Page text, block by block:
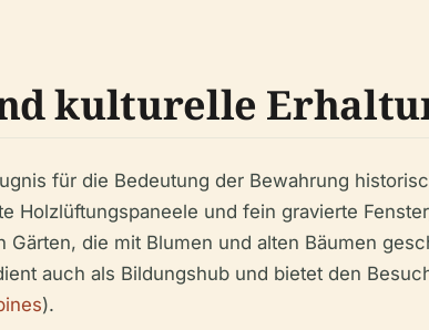
kulturelle
für die Bedeutung der Bewahrung
Holzlüftungspaneele und fein gravierte
Gärten, die mit Blumen und alten Bäumen
auch als Bildungshub und bietet den
).